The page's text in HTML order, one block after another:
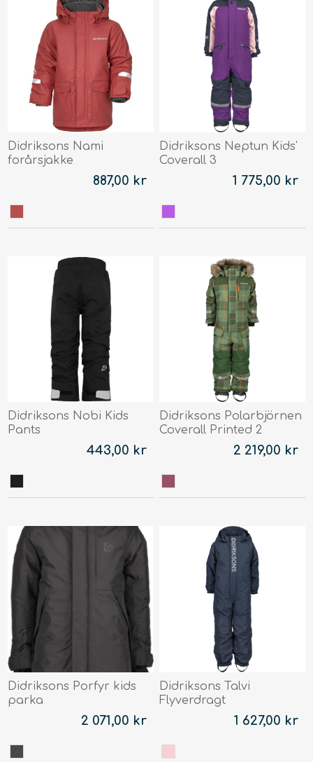
Didriksons Nami
forårsjakke
887,00 kr
Didriksons Neptun Kids'
Coverall 3
1 775,00 kr
Didriksons Nobi Kids
Pants
443,00 kr
Didriksons Polarbjörnen
Coverall Printed 2
2 219,00 kr
Didriksons Porfyr kids
parka
2 071,00 kr
Didriksons Talvi
Flyverdragt
1 627,00 kr